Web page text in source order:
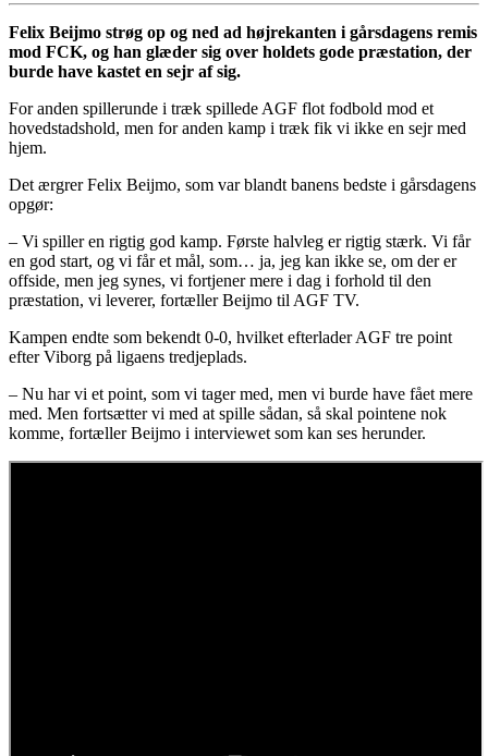
Felix Beijmo strøg op og ned ad højrekanten i gårsdagens remis
mod FCK, og han glæder sig over holdets gode præstation, der
burde have kastet en sejr af sig.
For anden spillerunde i træk spillede AGF flot fodbold mod et
hovedstadshold, men for anden kamp i træk fik vi ikke en sejr med
hjem.
Det ærgrer Felix Beijmo, som var blandt banens bedste i gårsdagens
opgør:
– Vi spiller en rigtig god kamp. Første halvleg er rigtig stærk. Vi får
en god start, og vi får et mål, som… ja, jeg kan ikke se, om der er
offside, men jeg synes, vi fortjener mere i dag i forhold til den
præstation, vi leverer, fortæller Beijmo til AGF TV.
Kampen endte som bekendt 0-0, hvilket efterlader AGF tre point
efter Viborg på ligaens tredjeplads.
– Nu har vi et point, som vi tager med, men vi burde have fået mere
med. Men fortsætter vi med at spille sådan, så skal pointene nok
komme, fortæller Beijmo i interviewet som kan ses herunder.